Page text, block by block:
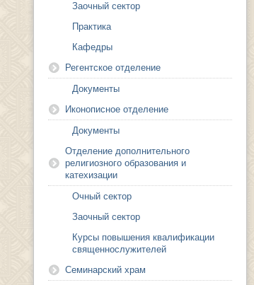
Заочный сектор
Практика
Кафедры
Регентское отделение
Документы
Иконописное отделение
Документы
Отделение дополнительного
религиозного образования и
катехизации
Очный сектор
Заочный сектор
Курсы повышения квалификации
священнослужителей
Семинарский храм